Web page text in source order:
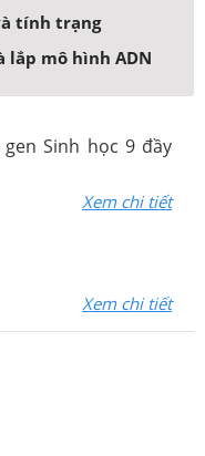
tính trạng
lắp mô hình ADN
Sinh học 9 đầy
Xem chi tiết
Xem chi tiết